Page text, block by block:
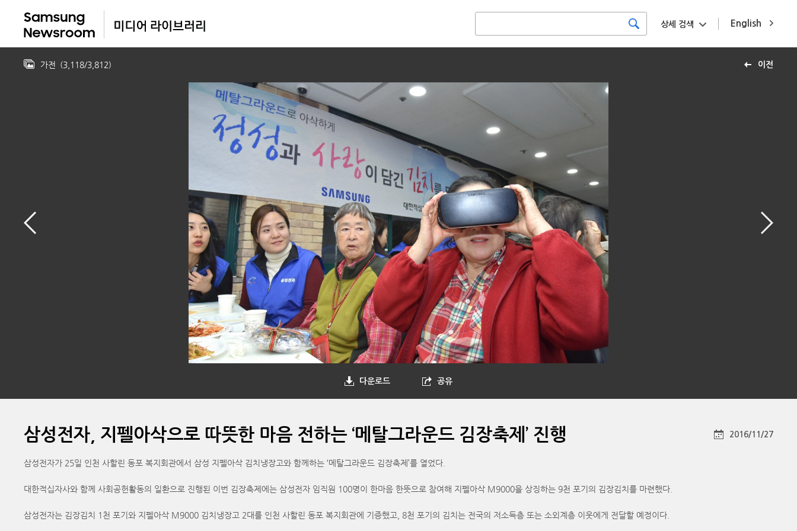
English
상세 검색
이전
가전 (3,118/3,812)
다운로드 공유
삼성전자, 지펠아삭으로 따뜻한 마음 전하는 ‘메탈그라운드 김장축제’ 진행 2016/11/27
삼성전자가 25일 인천 사할린 동포 복지회관에서 삼성 지펠아삭 김치냉장고와 함께하는 ‘메탈그라운드 김장축제’를 열었다.
대한적십자사와 함께 사회공헌활동의 일환으로 진행된 이번 김장축제에는 삼성전자 임직원 100명이 한마음 한뜻으로 참여해 지펠아삭 M9000을 상징하는 9천 포기의 김장김치를 마련했다.
삼성전자는 김장김치 1천 포기와 지펠아삭 M9000 김치냉장고 2대를 인천 사할린 동포 복지회관에 기증했고, 8천 포기의 김치는 전국의 저소득층 또는 소외계층 이웃에게 전달할 예정이다.